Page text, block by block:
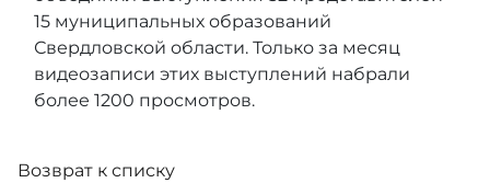
15 муниципальных образований
Свердловской области. Только за месяц
видеозаписи этих выступлений набрали
более 1200 просмотров.
Возврат к списку